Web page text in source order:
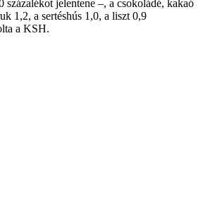
százalékot jelentene –, a csokoládé, kakaó
1,2, a sertéshús 1,0, a liszt 0,9
a KSH.